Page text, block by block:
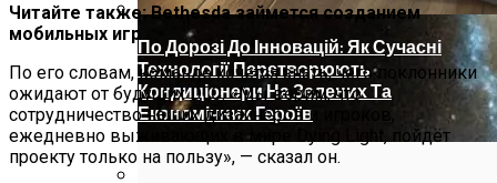
По Дорозі До Інновацій: Як Сучасні
Технології Перетворюють
Кондиціонери На Зелених Та
Економічних Героїв
Читайте также: Bethesda займется созданием
мобильных игр
По его словам, команде хочется знать, чего поклонники
ожидают от будущих DLC. «Мы верим, что
сотрудничество наших дизайнеров и игроков,
ежедневно выживающих в мире Dying Light, пойдёт
проекту только на пользу», — сказал он.